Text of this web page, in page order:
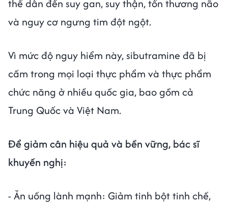
thể dẫn đến suy gan, suy thận, tổn thương não
và nguy cơ ngưng tim đột ngột.
Vì mức độ nguy hiểm này, sibutramine đã bị
cấm trong mọi loại thực phẩm và thực phẩm
chức năng ở nhiều quốc gia, bao gồm cả
Trung Quốc và Việt Nam.
Để giảm cân hiệu quả và bền vững, bác sĩ
khuyến nghị:
- Ăn uống lành mạnh: Giảm tinh bột tinh chế,